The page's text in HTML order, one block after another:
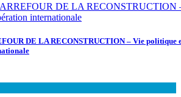
DE LA RECONSTRUCTION – Vie politique